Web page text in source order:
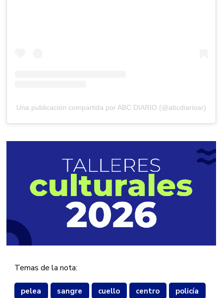
Una publicación compartida por ABC DIARIO (@abcdiarioar)
Temas de la nota:
pelea sangre cuello centro policía